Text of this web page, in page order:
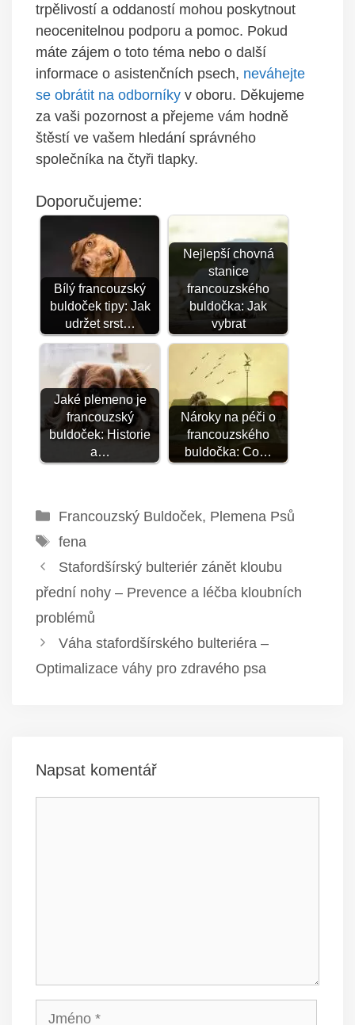
trpělivostí a oddaností mohou poskytnout
neocenitelnou podporu a pomoc. Pokud
máte zájem o toto téma nebo o další
informace o asistenčních psech, neváhejte
se obrátit na odborníky v oboru. Děkujeme
za vaši pozornost a přejeme vám hodně
štěstí ve vašem hledání správného
společníka na čtyři tlapky.
Doporučujeme:
Bílý francouzský
buldoček tipy: Jak
udržet srst…
Nejlepší chovná
stanice
francouzského
buldočka: Jak
vybrat
Jaké plemeno je
francouzský
buldoček: Historie
a…
Nároky na péči o
francouzského
buldočka: Co…
Rubriky
Francouzský Buldoček, Plemena Psů
Štítky
fena
Stafordšírský bulteriér zánět kloubu
přední nohy – Prevence a léčba kloubních
problémů
Váha stafordšírského bulteriéra –
Optimalizace váhy pro zdravého psa
Napsat komentář
Jméno